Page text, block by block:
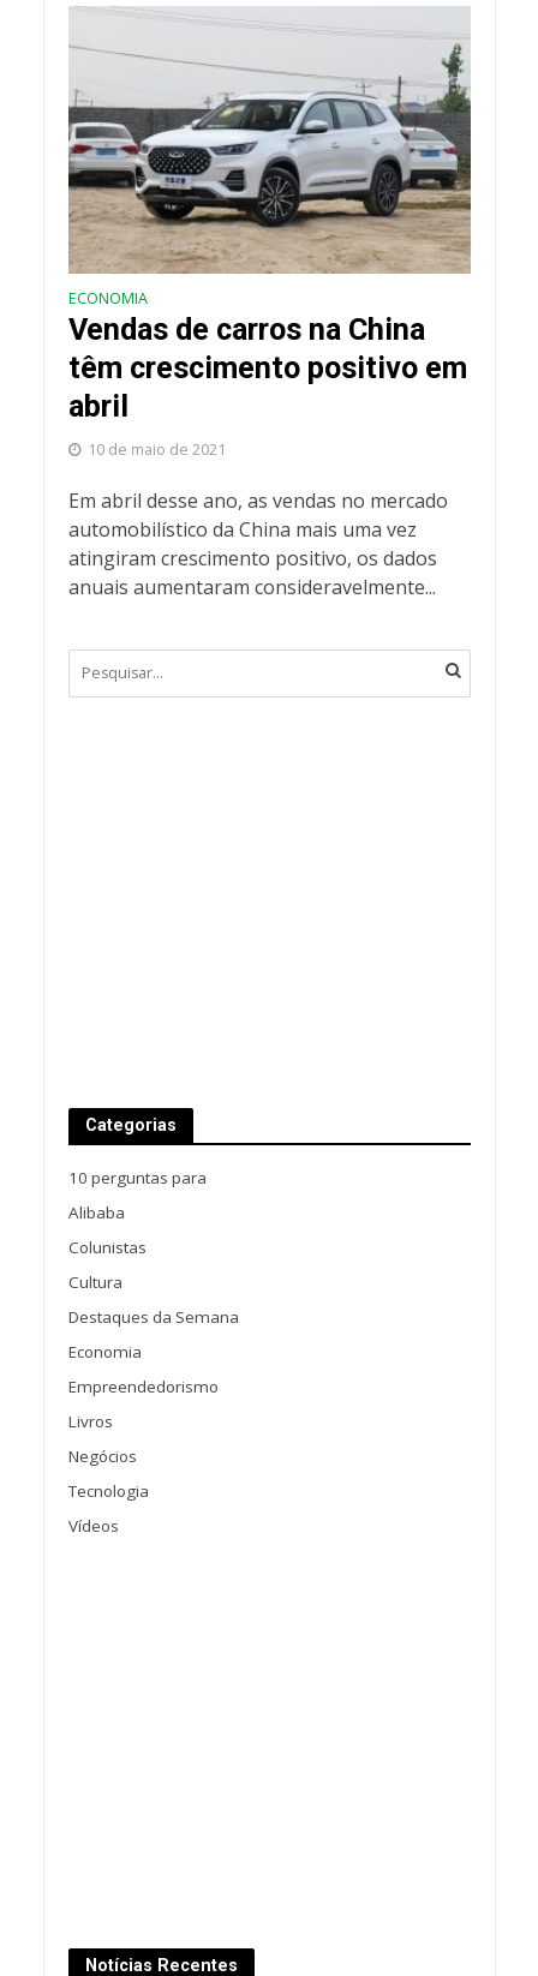
ECONOMIA
Vendas de carros na China
têm crescimento positivo em
abril
10 de maio de 2021
Em abril desse ano, as vendas no mercado
automobilístico da China mais uma vez
atingiram crescimento positivo, os dados
anuais aumentaram consideravelmente...
Categorias
10 perguntas para
Alibaba
Colunistas
Cultura
Destaques da Semana
Economia
Empreendedorismo
Livros
Negócios
Tecnologia
Vídeos
Notícias Recentes